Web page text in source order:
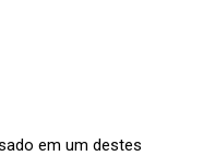
em um destes